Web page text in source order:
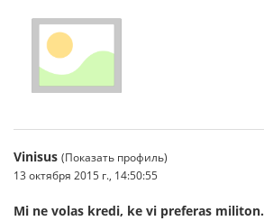
Vinisus (Показать профиль)
13 октября 2015 г., 14:50:55
Mi ne volas kredi, ke vi preferas militon.